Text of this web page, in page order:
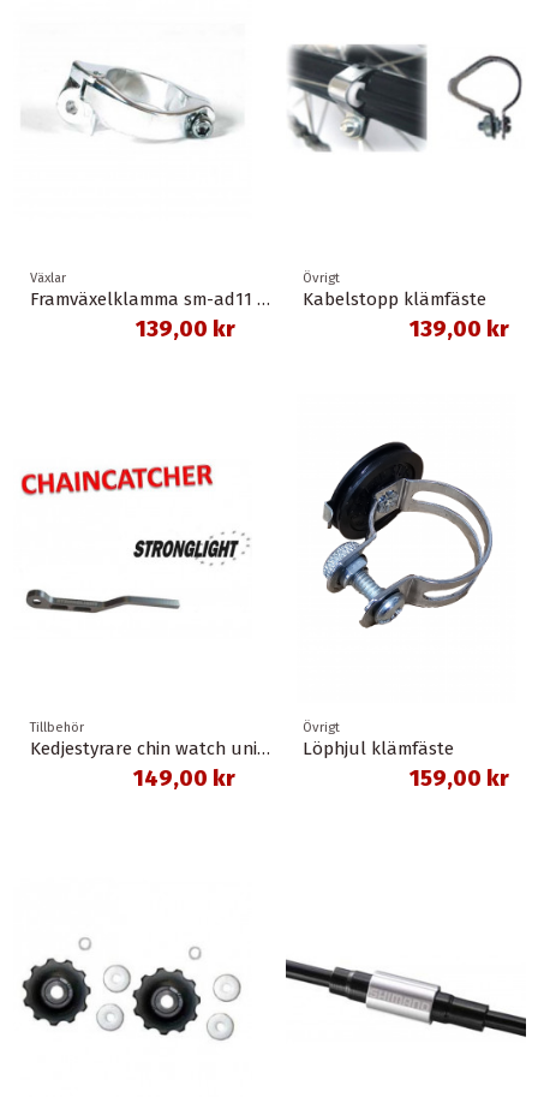
Växlar
Framväxelklamma sm-ad11 för lött fäste, 31,8 mm shimano
139,00 kr
Övrigt
Kabelstopp klämfäste
139,00 kr
Tillbehör
Kedjestyrare chin watch universal
149,00 kr
Övrigt
Löphjul klämfäste
159,00 kr